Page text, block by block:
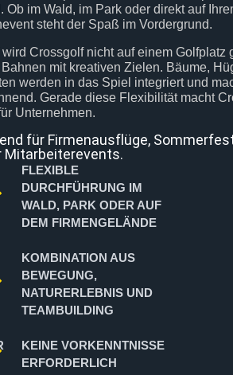
im Wald, im Park oder direkt auf
steht der Spaß im Vordergrund.
Crossgolf nicht auf einem Golfplatz
mit kreativen Zielen. Bäume,
werden in das Spiel integriert und
Gerade diese Flexibilität macht
Unternehmen.
für Firmenausflüge,
Mitarbeiterevents.
FLEXIBLE
DURCHFÜHRUNG IM
WALD, PARK ODER AUF
DEM FIRMENGELÄNDE
KOMBINATION AUS
BEWEGUNG,
NATURERLEBNIS UND
TEAMBUILDING
KEINE VORKENNTNISSE
ERFORDERLICH